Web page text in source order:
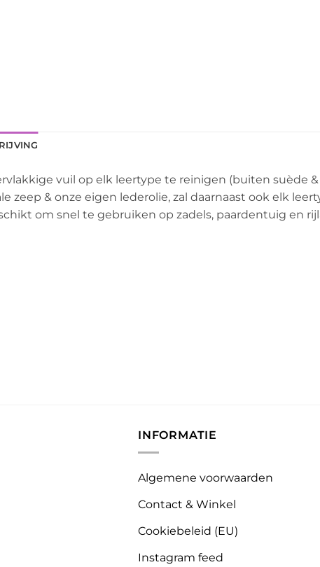
vuil op elk leertype te reinigen (buiten suède &
& onze eigen lederolie, zal daarnaast ook elk
om snel te gebruiken op zadels, paardentuig en
INFORMATIE
Algemene voorwaarden
Contact & Winkel
Cookiebeleid (EU)
Instagram feed